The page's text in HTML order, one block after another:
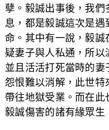
孽。毅誠出事後，我
息，都是毅誠這次是
命。其中有一說，毅
疑妻子與人私通，所以
並且活活打死當時的
怨恨難以消解，此世
帶往地獄受業。而在
毅誠傷害的諸有緣眾生